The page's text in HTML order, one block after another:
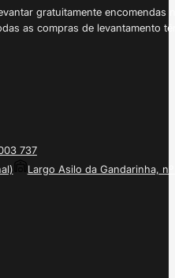
gratuitamente
as compras de levantamento
737
Largo Asilo da Gandarinha, nº